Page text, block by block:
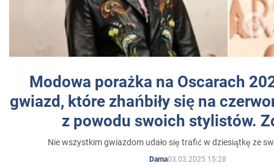
Modowa porażka na Oscarach
gwiazd, które zhańbiły się na
z powodu swoich stylistów.
Nie wszystkim gwiazdom udało się trafić w dziesiątkę ze
Dama03.03.2025 15:28